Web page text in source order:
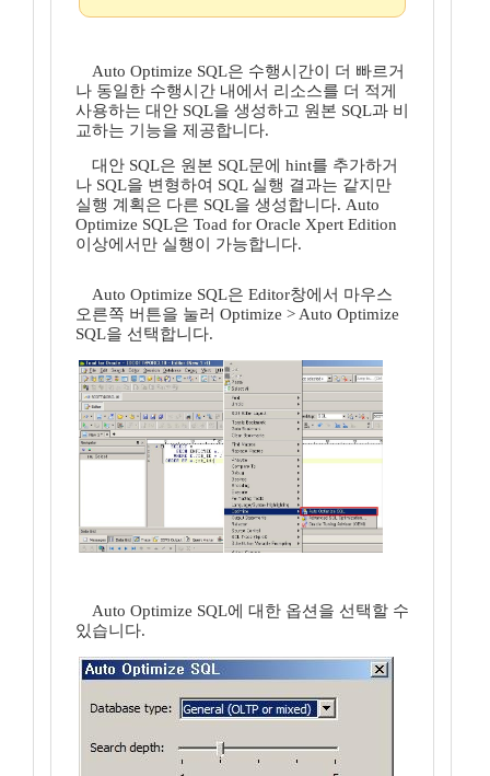
Auto Optimize SQL은 수행시간이 더 빠르거
나 동일한 수행시간 내에서 리소스를 더 적게
사용하는 대안 SQL을 생성하고 원본 SQL과 비
교하는 기능을 제공합니다.
대안 SQL은 원본 SQL문에 hint를 추가하거
나 SQL을 변형하여 SQL 실행 결과는 같지만
실행 계획은 다른 SQL을 생성합니다. Auto
Optimize SQL은 Toad for Oracle Xpert Edition
이상에서만 실행이 가능합니다.
Auto Optimize SQL은 Editor창에서 마우스
오른쪽 버튼을 눌러 Optimize > Auto Optimize
SQL을 선택합니다.
Auto Optimize SQL에 대한 옵션을 선택할 수
있습니다.